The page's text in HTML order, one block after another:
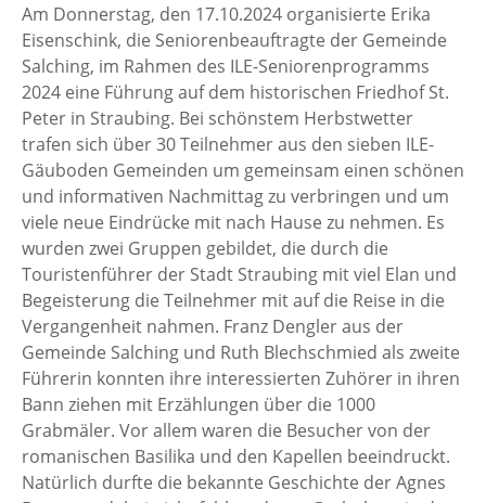
Am Donnerstag, den 17.10.2024 organisierte Erika
Eisenschink, die Seniorenbeauftragte der Gemeinde
Salching, im Rahmen des ILE-Seniorenprogramms
2024 eine Führung auf dem historischen Friedhof St.
Peter in Straubing. Bei schönstem Herbstwetter
trafen sich über 30 Teilnehmer aus den sieben ILE-
Gäuboden Gemeinden um gemeinsam einen schönen
und informativen Nachmittag zu verbringen und um
viele neue Eindrücke mit nach Hause zu nehmen. Es
wurden zwei Gruppen gebildet, die durch die
Touristenführer der Stadt Straubing mit viel Elan und
Begeisterung die Teilnehmer mit auf die Reise in die
Vergangenheit nahmen. Franz Dengler aus der
Gemeinde Salching und Ruth Blechschmied als zweite
Führerin konnten ihre interessierten Zuhörer in ihren
Bann ziehen mit Erzählungen über die 1000
Grabmäler. Vor allem waren die Besucher von der
romanischen Basilika und den Kapellen beeindruckt.
Natürlich durfte die bekannte Geschichte der Agnes